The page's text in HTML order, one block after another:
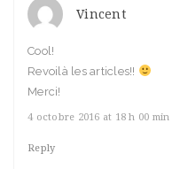
Vincent
Cool!
Revoilà les articles!!
Merci!
4 octobre 2016 at 18 h 00 min
Reply